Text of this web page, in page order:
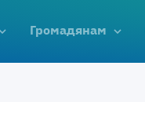
Громадянам